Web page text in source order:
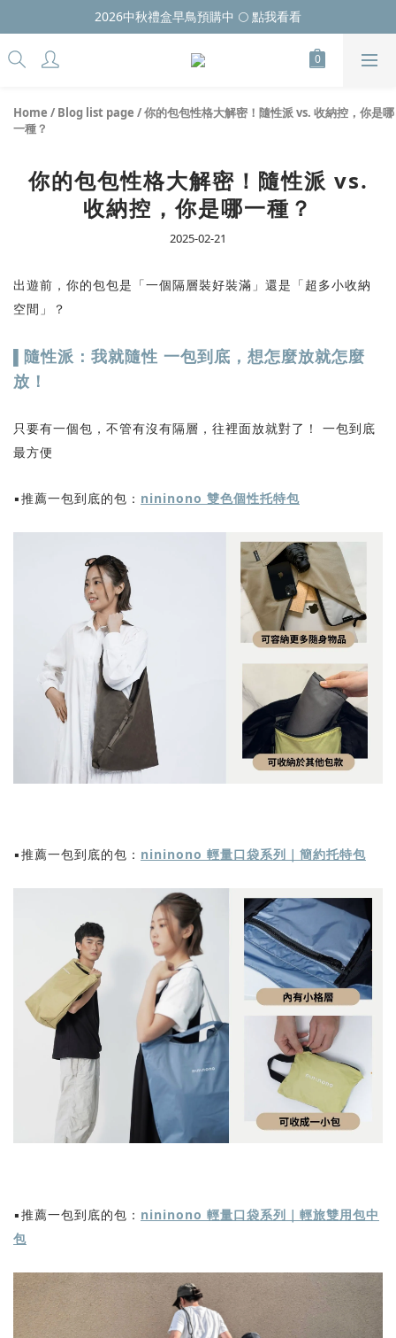
2026中秋禮盒早鳥預購中 🌕 點我看看
Home / Blog list page /你的包包性格大解密！隨性派 vs. 收納控，你是哪
一種？
你的包包性格大解密！隨性派 vs.
收納控，你是哪一種？
2025-02-21
出遊前，你的包包是「一個隔層裝好裝滿」還是「超多小收納
空間」？
隨性派：我就隨性 一包到底，想怎麼放就怎麼
放！
只要有一個包，不管有沒有隔層，往裡面放就對了！ 一包到底
最方便
▪️推薦一包到底的包： nininono 雙色個性托特包
▪️推薦一包到底的包： nininono 輕量口袋系列｜簡約托特包
▪️推薦一包到底的包： nininono 輕量口袋系列｜輕旅雙用包中
包